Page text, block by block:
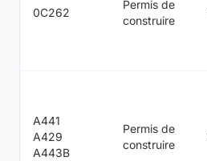
0C262
Permis de
construire
A441
A429
A443B
Permis de
construire